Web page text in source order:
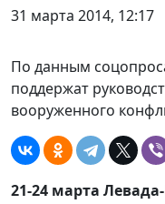
31 марта 2014, 12:17
По данным
поддержат
вооруженного
21-24 марта